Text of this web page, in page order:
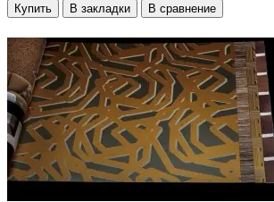
Купить В закладки В сравнение